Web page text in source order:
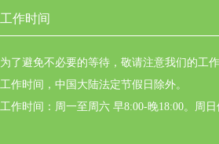
工作时间
为了避免不必要的等待，敬请注意我们的工
工作时间，中国大陆法定节假日除外。
工作时间：周一至周六 早8:00-晚18:00。周日